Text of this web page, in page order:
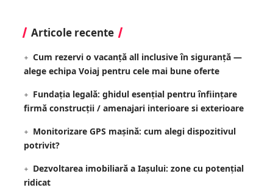
Articole recente
Cum rezervi o vacanță all inclusive în siguranță —
alege echipa Voiaj pentru cele mai bune oferte
Fundația legală: ghidul esențial pentru înființare
firmă construcții / amenajari interioare si exterioare
Monitorizare GPS mașină: cum alegi dispozitivul
potrivit?
Dezvoltarea imobiliară a Iașului: zone cu potențial
ridicat